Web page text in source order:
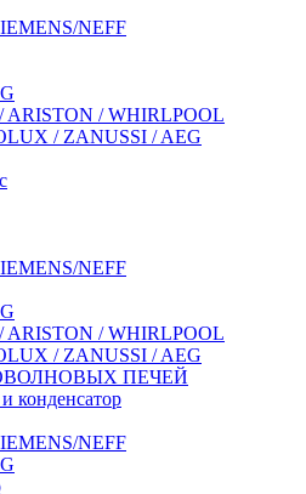
NEFF
ARISTON / WHIRLPOOL
/ ZANUSSI / AEG
NEFF
ARISTON / WHIRLPOOL
/ ZANUSSI / AEG
ПЕЧЕЙ
конденсатор
NEFF